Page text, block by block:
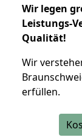
Wir legen
Leistungs-
Qualität!
Wir
erfüllen.